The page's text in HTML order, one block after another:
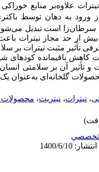
علاوه‌بر منابع
ورود به دهان توسط
است تبدیل می‌شود.
از حد مجاز نیترات
تأثیر مثبت نیترات
باقیمانده کودهای
و تأثیر آن بر سلامتی
گلخانه‌ای به‌عنوان
، نیترات، نیتریت،
تخصصي